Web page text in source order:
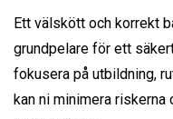
Ett välskött och korrekt
grundpelare för ett
fokusera på utbildning,
kan ni minimera